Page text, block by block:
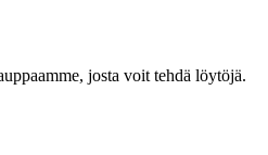
josta voit tehdä löytöjä.